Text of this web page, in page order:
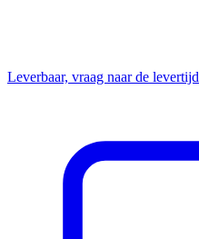
Leverbaar, vraag naar de levertijd